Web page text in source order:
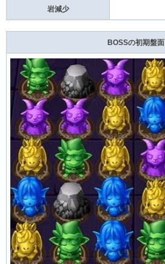
岩減少
BOSSの初期盤面